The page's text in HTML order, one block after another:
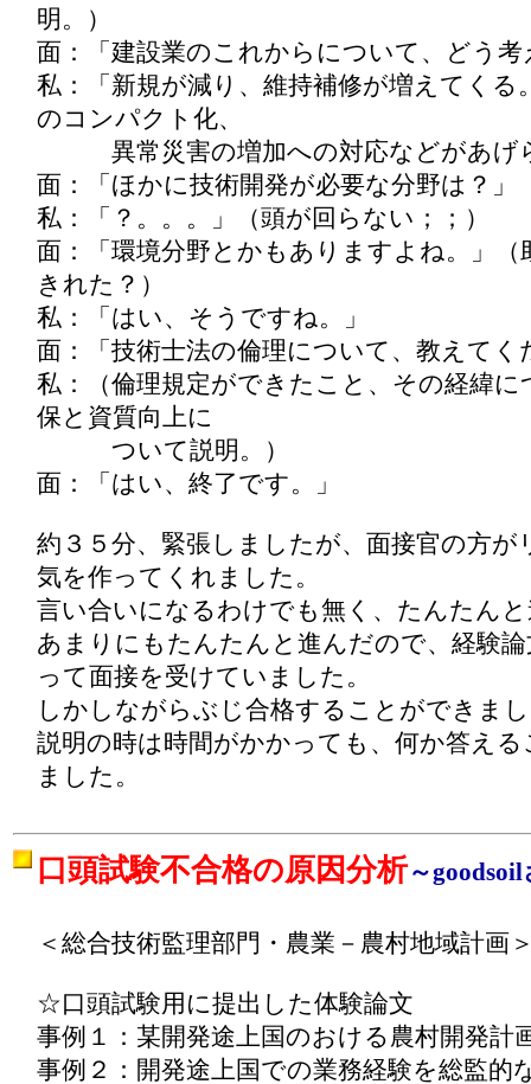
明。）
面：「建設業のこれからについて、どう
私：「新規が減り、維持補修が増えてくる
のコンパクト化、
異常災害の増加への対応などがあげ
面：「ほかに技術開発が必要な分野は？」
私：「？。。。」（頭が回らない；；）
面：「環境分野とかもありますよね。」
きれた？）
私：「はい、そうですね。」
面：「技術士法の倫理について、教えてく
私：（倫理規定ができたこと、その経緯に
保と資質向上に
ついて説明。）
面：「はい、終了です。」
約３５分、緊張しましたが、面接官の方が
気を作ってくれました。
言い合いになるわけでも無く、たんたん
あまりにもたんたんと進んだので、経験
って面接を受けていました。
しかしながらぶじ合格することができま
説明の時は時間がかかっても、何か答え
ました。
口頭試験不合格の原因分析～goodsoil
＜総合技術監理部門・農業－農村地域計画
☆口頭試験用に提出した体験論文
事例１：某開発途上国のおける農村開発計
事例２：開発途上国での業務経験を総監的